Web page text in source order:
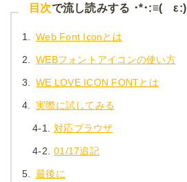
目次で流し読みする ･*･:≡( ε:)
1. Web Font Iconとは
2. WEBフォントアイコンの使い方
3. WE LOVE ICON FONTとは
4. 実際に試してみる
4-1. 対応ブラウザ
4-2. 01/17追記
5. 最後に